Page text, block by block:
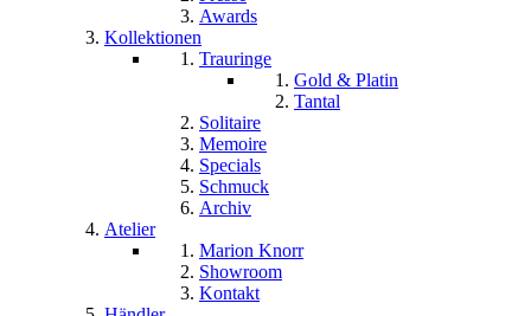
Awards
Kollektionen
Trauringe
Gold & Platin
Tantal
Solitaire
Memoire
Specials
Schmuck
Archiv
Atelier
Marion Knorr
Showroom
Kontakt